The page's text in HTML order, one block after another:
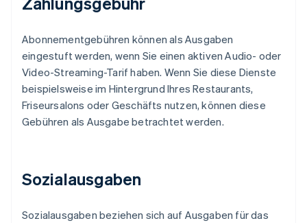
Abonnementgebühren können als Ausgaben
eingestuft werden, wenn Sie einen aktiven Audio- oder
Video-Streaming-Tarif haben. Wenn Sie diese Dienste
beispielsweise im Hintergrund Ihres Restaurants,
Friseursalons oder Geschäfts nutzen, können diese
Gebühren als Ausgabe betrachtet werden.
Sozialausgaben
Sozialausgaben beziehen sich auf Ausgaben für das